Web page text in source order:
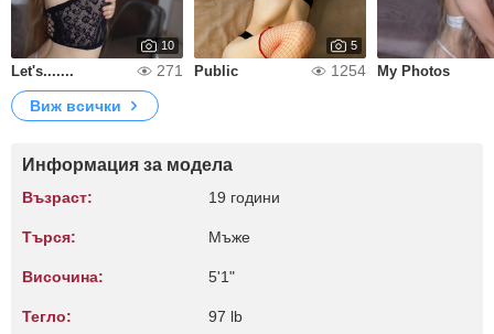
10
Let's....... 271
5
Public 1254 My Photos
Виж всички
Информация за модела
Възраст: 19 години
Търся: Мъже
Височина: 5'1"
Тегло: 97 lb